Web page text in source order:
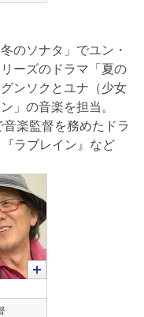
のソナタ」でユン・
ーズのドラマ「夏の
ンソクとユナ（少女
」の音楽を担当。
楽監督を務めたドラ
ラブレイン』など